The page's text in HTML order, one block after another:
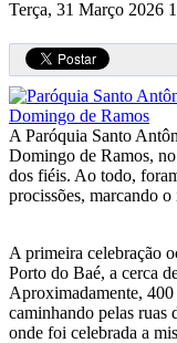
Terça, 31 Março 2026
A Paróquia Santo
Domingo de Ramos,
dos fiéis. Ao todo,
procissões, marcando
A primeira celebração
Porto do Baé, a cerca
Aproximadamente,
caminhando pelas ruas
onde foi celebrada a